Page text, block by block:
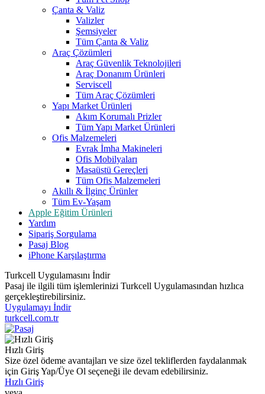
Çanta & Valiz
Valizler
Şemsiyeler
Tüm Çanta & Valiz
Araç Çözümleri
Araç Güvenlik Teknolojileri
Araç Donanım Ürünleri
Serviscell
Tüm Araç Çözümleri
Yapı Market Ürünleri
Akım Korumalı Prizler
Tüm Yapı Market Ürünleri
Ofis Malzemeleri
Evrak İmha Makineleri
Ofis Mobilyaları
Masaüstü Gereçleri
Tüm Ofis Malzemeleri
Akıllı & İlginç Ürünler
Tüm Ev-Yaşam
Apple Eğitim Ürünleri
Yardım
Sipariş Sorgulama
Pasaj Blog
iPhone Karşılaştırma
Turkcell Uygulamasını İndir
Pasaj ile ilgili tüm işlemlerinizi Turkcell Uygulamasından hızlıca
gerçekleştirebilirsiniz.
Uygulamayı İndir
turkcell.com.tr
Hızlı Giriş
Size özel ödeme avantajları ve size özel tekliflerden faydalanmak
için Giriş Yap/Üye Ol seçeneği ile devam edebilirsiniz.
Hızlı Giriş